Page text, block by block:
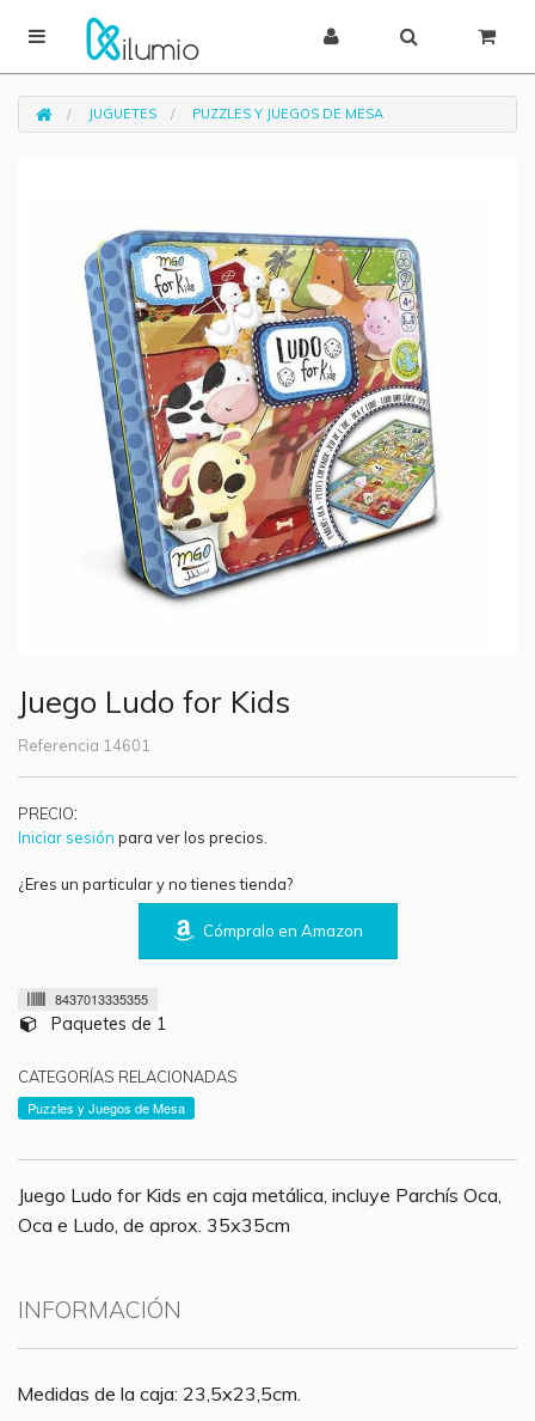
JUGUETES PUZZLES Y JUEGOS DE MESA
Juego Ludo for Kids
Referencia 14601
PRECIO:
Iniciar sesión para ver los precios.
¿Eres un particular y no tienes tienda?
Cómpralo en Amazon
8437013335355
Paquetes de 1
CATEGORÍAS RELACIONADAS
Puzzles y Juegos de Mesa
Juego Ludo for Kids en caja metálica, incluye Parchís Oca,
Oca e Ludo, de aprox. 35x35cm
INFORMACIÓN
Medidas de la caja: 23,5x23,5cm.